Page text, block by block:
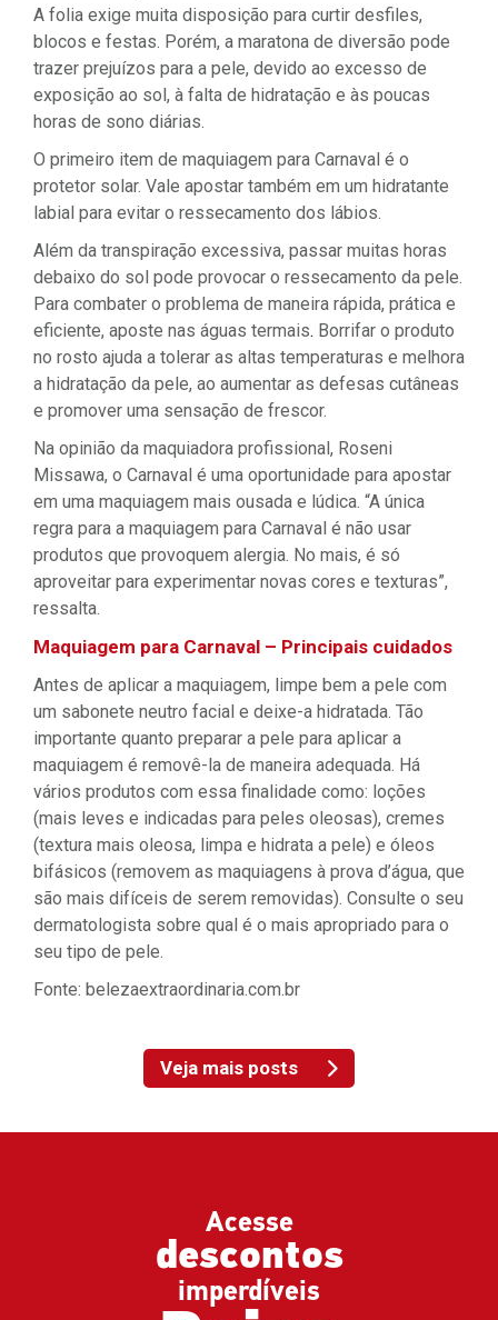
A folia exige muita disposição para curtir desfiles,
blocos e festas. Porém, a maratona de diversão pode
trazer prejuízos para a pele, devido ao excesso de
exposição ao sol, à falta de hidratação e às poucas
horas de sono diárias.
O primeiro item de maquiagem para Carnaval é o
protetor solar. Vale apostar também em um hidratante
labial para evitar o ressecamento dos lábios.
Além da transpiração excessiva, passar muitas horas
debaixo do sol pode provocar o ressecamento da pele.
Para combater o problema de maneira rápida, prática e
eficiente, aposte nas águas termais. Borrifar o produto
no rosto ajuda a tolerar as altas temperaturas e melhora
a hidratação da pele, ao aumentar as defesas cutâneas
e promover uma sensação de frescor.
Na opinião da maquiadora profissional, Roseni
Missawa, o Carnaval é uma oportunidade para apostar
em uma maquiagem mais ousada e lúdica. “A única
regra para a maquiagem para Carnaval é não usar
produtos que provoquem alergia. No mais, é só
aproveitar para experimentar novas cores e texturas”,
ressalta.
Maquiagem para Carnaval – Principais cuidados
Antes de aplicar a maquiagem, limpe bem a pele com
um sabonete neutro facial e deixe-a hidratada. Tão
importante quanto preparar a pele para aplicar a
maquiagem é removê-la de maneira adequada. Há
vários produtos com essa finalidade como: loções
(mais leves e indicadas para peles oleosas), cremes
(textura mais oleosa, limpa e hidrata a pele) e óleos
bifásicos (removem as maquiagens à prova d’água, que
são mais difíceis de serem removidas). Consulte o seu
dermatologista sobre qual é o mais apropriado para o
seu tipo de pele.
Fonte: belezaextraordinaria.com.br
Veja mais posts
Acesse
descontos
imperdíveis